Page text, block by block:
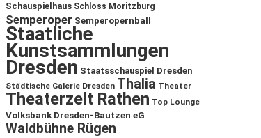
Schauspielhaus Schloss Moritzburg
Semperoper Semperopernball
Staatliche
Kunstsammlungen
Dresden Staatsschauspiel Dresden
Städtische Galerie Dresden Thalia Theater
Theaterzelt Rathen Top Lounge
Volksbank Dresden-Bautzen eG
Waldbühne Rügen